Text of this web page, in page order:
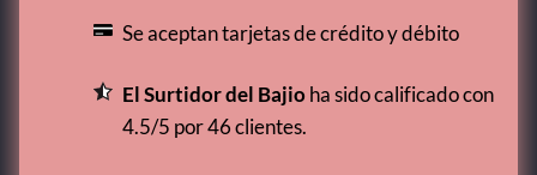
Se aceptan tarjetas de crédito y débito
El Surtidor del Bajioha sido calificado con
4.5/5 por 46 clientes.